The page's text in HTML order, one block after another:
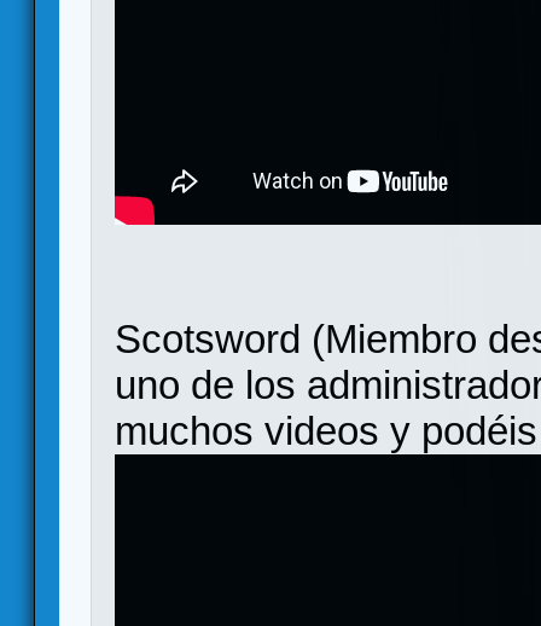
Scotsword (Miembro
uno de los
muchos videos y